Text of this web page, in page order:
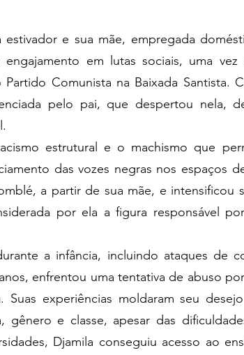
e sua mãe, empregada
em lutas sociais, uma
Comunista na Baixada Santista.
pelo pai, que despertou nela,
estrutural e o machismo que
das vozes negras nos espaços
a partir de sua mãe, e intensificou
por ela a figura responsável
a infância, incluindo ataques de
enfrentou uma tentativa de abuso
Suas experiências moldaram seu
gênero e classe, apesar das
Djamila conseguiu acesso ao